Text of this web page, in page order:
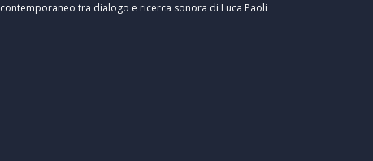
contemporaneo tra dialogo e ricerca sonora di Luca Paoli